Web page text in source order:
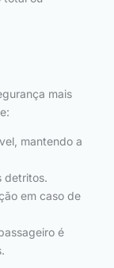
mais
mantendo a
detritos.
em caso de
é